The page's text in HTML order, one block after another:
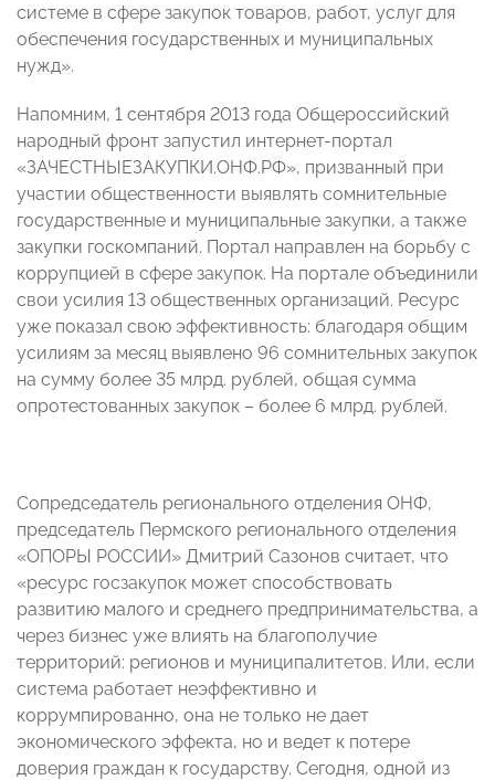
системе в сфере закупок товаров, работ, услуг для
обеспечения государственных и муниципальных
нужд».
Напомним, 1 сентября 2013 года Общероссийский
народный фронт запустил интернет-портал
«ЗАЧЕСТНЫЕЗАКУПКИ.ОНФ.РФ», призванный при
участии общественности выявлять сомнительные
государственные и муниципальные закупки, а также
закупки госкомпаний. Портал направлен на борьбу с
коррупцией в сфере закупок. На портале объединили
свои усилия 13 общественных организаций. Ресурс
уже показал свою эффективность: благодаря общим
усилиям за месяц выявлено 96 сомнительных закупок
на сумму более 35 млрд. рублей, общая сумма
опротестованных закупок – более 6 млрд. рублей.
Сопредседатель регионального отделения ОНФ,
председатель Пермского регионального отделения
«ОПОРЫ РОССИИ» Дмитрий Сазонов считает, что
«ресурс госзакупок может способствовать
развитию малого и среднего предпринимательства, а
через бизнес уже влиять на благополучие
территорий: регионов и муниципалитетов. Или, если
система работает неэффективно и
коррумпированно, она не только не дает
экономического эффекта, но и ведет к потере
доверия граждан к государству. Сегодня, одной из